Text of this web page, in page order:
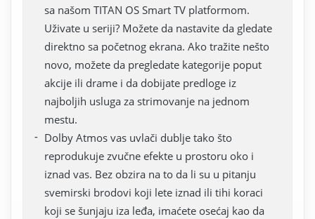
sa našom TITAN OS Smart TV platformom.
Uživate u seriji? Možete da nastavite da gledate
direktno sa početnog ekrana. Ako tražite nešto
novo, možete da pregledate kategorije poput
akcije ili drame i da dobijate predloge iz
najboljih usluga za strimovanje na jednom
mestu.
Dolby Atmos vas uvlači dublje tako što
reprodukuje zvučne efekte u prostoru oko i
iznad vas. Bez obzira na to da li su u pitanju
svemirski brodovi koji lete iznad ili tihi koraci
koji se šunjaju iza leđa, imaćete osećaj kao da